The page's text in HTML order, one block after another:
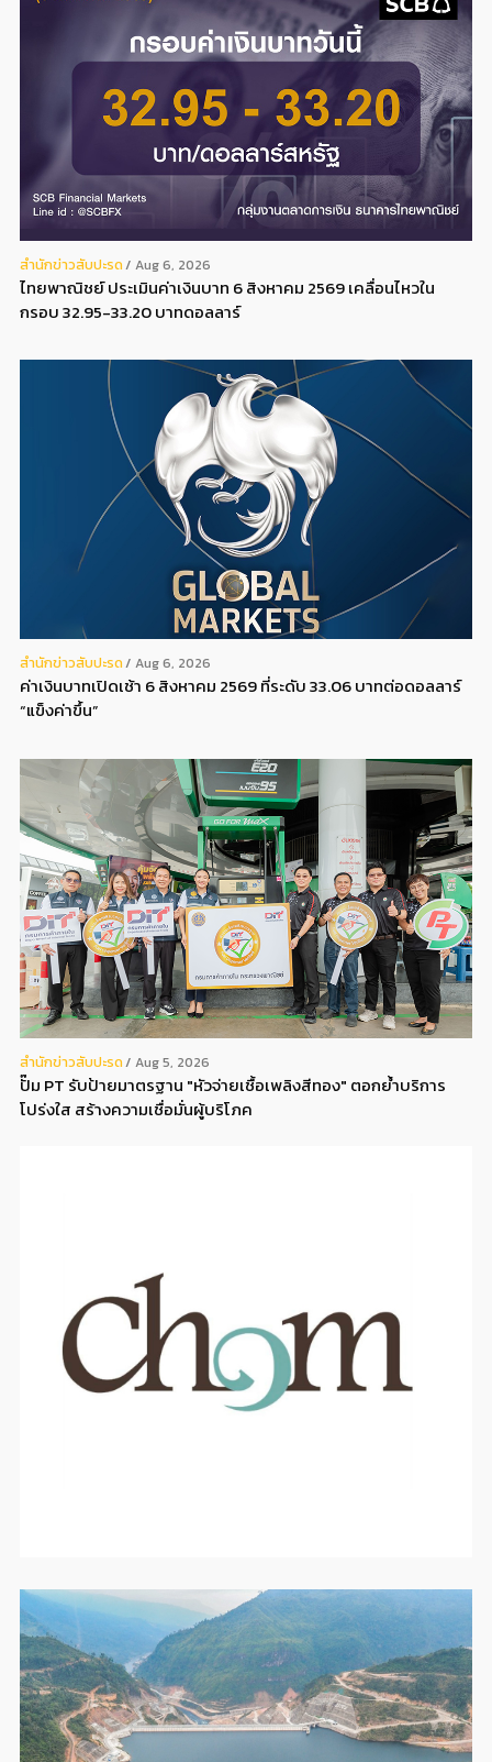
สํานักข่าวสับปะรด Aug 6, 2026
ไทยพาณิชย์ ประเมินค่าเงินบาท 6 สิงหาคม 2569 เคลื่อนไหวใน
กรอบ 32.95-33.20 บาทดอลลาร์
สํานักข่าวสับปะรด Aug 6, 2026
ค่าเงินบาทเปิดเช้า 6 สิงหาคม 2569 ที่ระดับ 33.06 บาทต่อดอลลาร์
“แข็งค่าขึ้น”
สํานักข่าวสับปะรด Aug 5, 2026
ปั๊ม PT รับป้ายมาตรฐาน "หัวจ่ายเชื้อเพลิงสีทอง" ตอกย้ำบริการ
โปร่งใส สร้างความเชื่อมั่นผู้บริโภค